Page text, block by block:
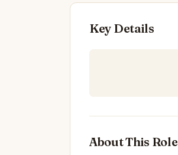
Key Details
About This Role